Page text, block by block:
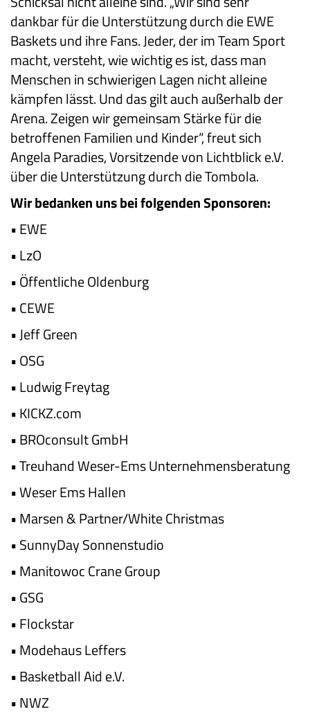
dankbar für die Unterstützung durch die EWE
Baskets und ihre Fans. Jeder, der im Team Sport
macht, versteht, wie wichtig es ist, dass man
Menschen in schwierigen Lagen nicht alleine
kämpfen lässt. Und das gilt auch außerhalb der
Arena. Zeigen wir gemeinsam Stärke für die
betroffenen Familien und Kinder“, freut sich
Angela Paradies, Vorsitzende von Lichtblick e.V.
über die Unterstützung durch die Tombola.
Wir bedanken uns bei folgenden Sponsoren:
•EWE
•LzO
•Öffentliche Oldenburg
•CEWE
•Jeff Green
•OSG
•Ludwig Freytag
•KICKZ.com
•BROconsult GmbH
•Treuhand Weser-Ems Unternehmensberatung
•Weser Ems Hallen
•Marsen & Partner/White Christmas
•SunnyDay Sonnenstudio
•Manitowoc Crane Group
•GSG
•Flockstar
•Modehaus Leffers
•Basketball Aid e.V.
•NWZ